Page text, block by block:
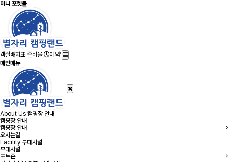
미니 포켓볼
객실배치표 준비물
예약
메인메뉴
About Us 캠핑장 안내
캠핑장 안내
캠핑장 안내
오시는길
Facility 부대시설
부대시설
포토존